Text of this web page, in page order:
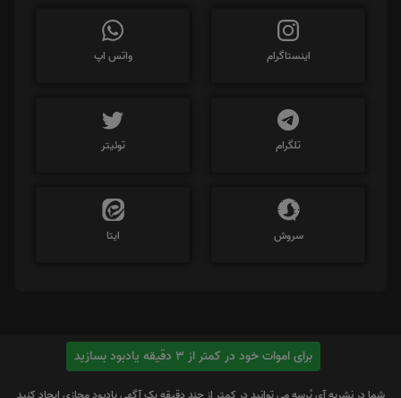
اینستاگرام واتس اپ
تلگرام توئیتر
سروش ایتا
برای اموات خود در کمتر از 3 دقیقه یادبود بسازید